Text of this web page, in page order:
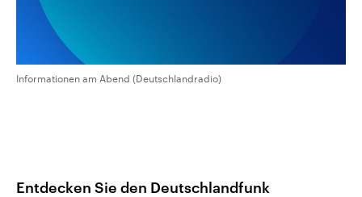
Informationen am Abend (Deutschlandradio)
Entdecken Sie den Deutschlandfunk